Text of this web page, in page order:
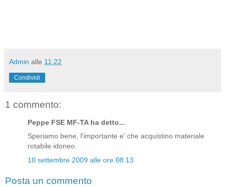
Admin alle 11:22
Condividi
1 commento:
Peppe FSE MF-TA ha detto...
Speriamo bene, l'importante e' che acquistino materiale
rotabile idoneo.
10 settembre 2009 alle ore 08:13
Posta un commento